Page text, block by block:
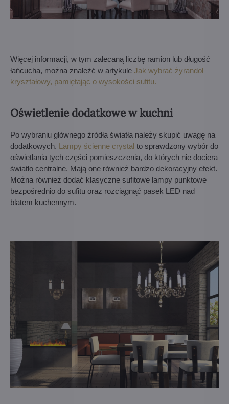
Więcej informacji, w tym zalecaną liczbę ramion lub długość
łańcucha, można znaleźć w artykule Jak wybrać żyrandol
kryształowy, pamiętając o wysokości sufitu.
Oświetlenie dodatkowe w kuchni
Po wybraniu głównego źródła światła należy skupić uwagę na
dodatkowych. Lampy ścienne crystal to sprawdzony wybór do
oświetlania tych części pomieszczenia, do których nie dociera
światło centralne. Mają one również bardzo dekoracyjny efekt.
Można również dodać klasyczne sufitowe lampy punktowe
bezpośrednio do sufitu oraz rozciągnąć pasek LED nad
blatem kuchennym.